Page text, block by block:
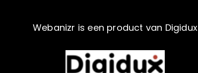
Webanizr is een product van Digidux